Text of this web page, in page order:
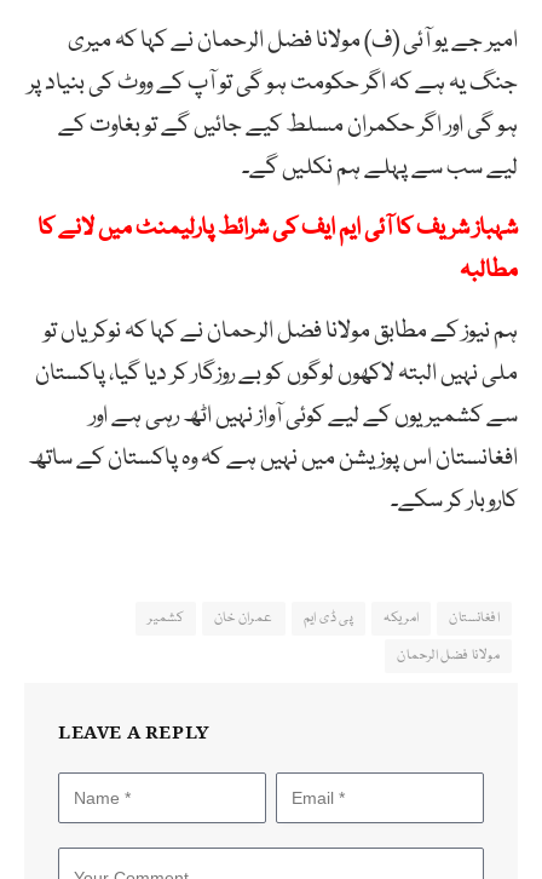
امیر جے یو آئی (ف) مولانا فضل الرحمان نے کہا کہ میری
جنگ یہ ہے کہ اگر حکومت ہو گی تو آپ کے ووٹ کی بنیاد پر
ہو گی اور اگر حکمران مسلط کیے جائیں گے تو بغاوت کے
لیے سب سے پہلے ہم نکلیں گے۔
شہباز شریف کا آئی ایم ایف کی شرائط پارلیمنٹ میں لانے کا
مطالبہ
ہم نیوز کے مطابق مولانا فضل الرحمان نے کہا کہ نوکریاں تو
ملی نہیں البتہ لاکھوں لوگوں کو بے روزگار کر دیا گیا، پاکستان
سے کشمیریوں کے لیے کوئی آواز نہیں اٹھ رہی ہے اور
افغانستان اس پوزیشن میں نہیں ہے کہ وہ پاکستان کے ساتھ
کاروبار کر سکے۔
افغانستان امریکہ پی ڈی ایم عمران خان
کشمیر
مولانا فضل الرحمان
LEAVE A REPLY